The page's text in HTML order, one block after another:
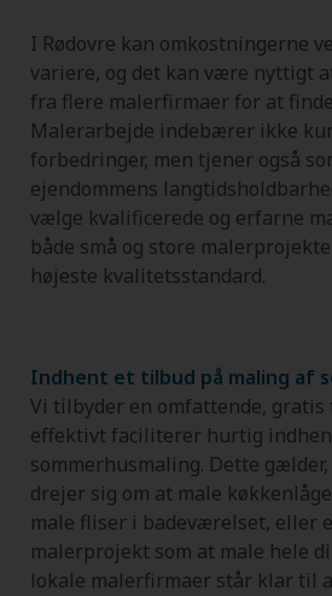
I Rødovre kan omkostningerne
variere, og det kan være nyttigt
fra flere malerfirmaer for at
Malerarbejde indebærer ikke
forbedringer, men tjener også
ejendommens
vælge kvalificerede og erfarne
både små og store
højeste kvalitetsstandard.
Indhent et tilbud på maling af
Vi tilbyder en omfattende, gratis
effektivt faciliterer hurtig
sommerhusmaling. Dette
drejer sig om at male
male fliser i badeværelset, eller
malerprojekt som at male hele
lokale malerfirmaer står klar til